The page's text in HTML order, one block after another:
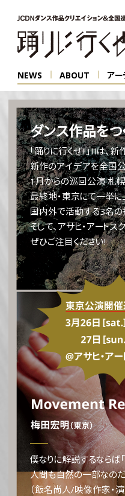
NEWS ABOUT アー
ダンス作品をつ
「踊りに行くぜ!!」IIは、
新作のアイデアを全国
1月からの巡回公演 札幌
最終地・東京にて一挙に
国内外で活動する3名の
そして、アサヒ・アート
ぜひご注目ください!
僕なりに解説するならば
人間も自然の一部なのだ
（飯名尚人/映像作家・演